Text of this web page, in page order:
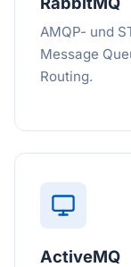
AMQP- und
Message
Routing.
ActiveMQ